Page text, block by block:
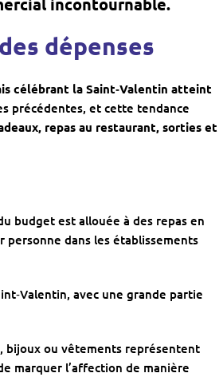
dépenses
célébrant la Saint‑Valentin atteint
précédentes, et cette tendance
repas au restaurant, sorties et
budget est allouée à des repas en
personne dans les établissements
avec une grande partie
bijoux ou vêtements représentent
marquer l’affection de manière